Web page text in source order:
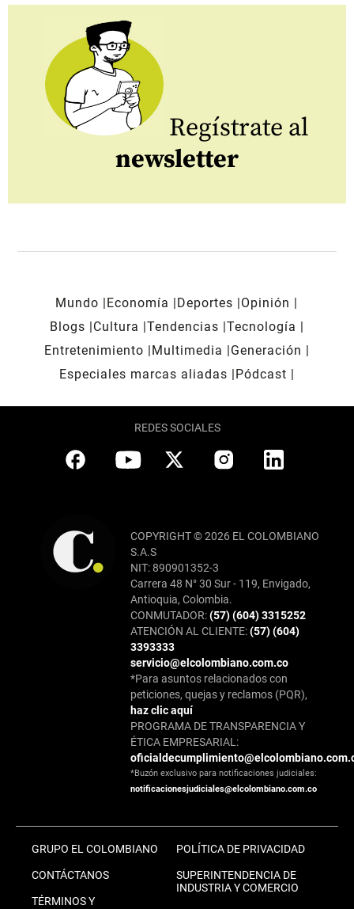
Regístrate al
newsletter
Mundo Economía Deportes
Opinión
Blogs
Cultura Tendencias Tecnología
Entretenimiento
Multimedia
Generación
Especiales marcas aliadas
Pódcast
REDES SOCIALES
COPYRIGHT © 2026 EL COLOMBIANO
S.A.S
NIT: 890901352-3
Carrera 48 N° 30 Sur - 119, Envigado,
Antioquia, Colombia.
CONMUTADOR:(57) (604) 3315252
ATENCIÓN AL CLIENTE:(57) (604)
3393333
servicio@elcolombiano.com.co
*Para asuntos relacionados con
peticiones, quejas y reclamos (PQR),
haz clic aquí
PROGRAMA DE TRANSPARENCIA Y
ÉTICA EMPRESARIAL:
*Buzón exclusivo para notificaciones judiciales:
notificacionesjudiciales@elcolombiano.com.co
GRUPO EL COLOMBIANO
CONTÁCTANOS
TÉRMINOS Y
POLÍTICA DE PRIVACIDAD
SUPERINTENDENCIA DE
INDUSTRIA Y COMERCIO